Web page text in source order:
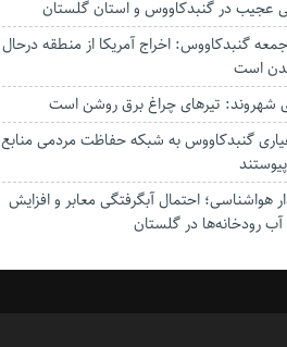
عجیب در‌ گنبدکاووس و استان گلستان
گنبدکاووس: اخراج آمریکا از منطقه درحال
است
شهروند: تیرهای چراغ برق روشن است
گنبدکاووس به شبکه حفاظت مردمی منابع
هواشناسی؛ احتمال آبگرفتگی معابر و افزایش
آب رودخانه‌ها در گلستان